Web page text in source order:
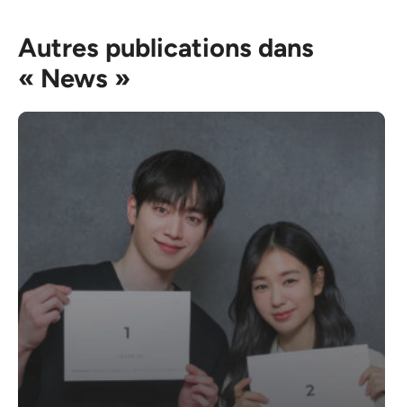
Autres publications dans
« News »